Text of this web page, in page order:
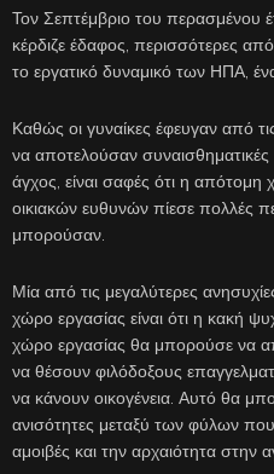
Τον Σεπτέμβριο του περασμένου
κέρδιζε έδαφος, περισσότερες
το εργατικό δυναμικό των ΗΠΑ,
Καθώς οι γυναίκες έφευγαν από
να αποτελούσαν συναισθηματικές
άγχος, είναι σαφές ότι η
οικιακών ευθυνών πίεσε πολλές
μπορούσαν.
Μία από τις μεγαλύτερες
χώρο εργασίας είναι ότι η κακή
χώρο εργασίας θα μπορούσε να
να θέσουν φιλόδοξους
να κάνουν οικογένεια. Αυτό θα
ανισότητες μεταξύ των φύλων
αμοιβές και την αρχαιότητα στην